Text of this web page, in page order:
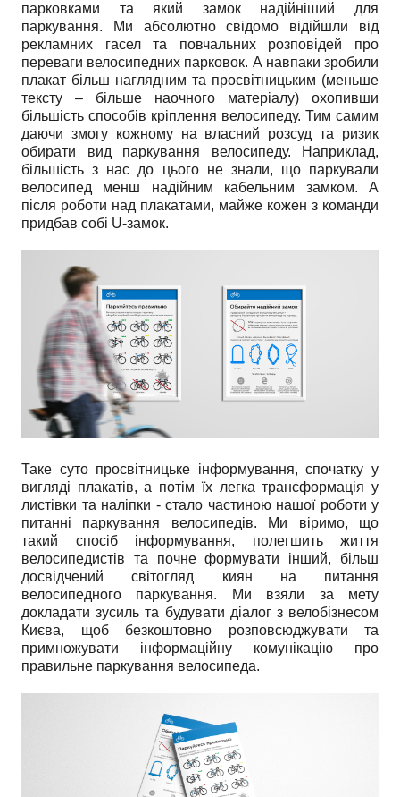
парковками та який замок надійніший для
паркування. Ми абсолютно свідомо відійшли від
рекламних гасел та повчальних розповідей про
переваги велосипедних парковок. А навпаки зробили
плакат більш наглядним та просвітницьким (меньше
тексту – більше наочного матеріалу) охопивши
більшість способів кріплення велосипеду. Тим самим
даючи змогу кожному на власний розсуд та ризик
обирати вид паркування велосипеду. Наприклад,
більшість з нас до цього не знали, що паркували
велосипед менш надійним кабельним замком. А
після роботи над плакатами, майже кожен з команди
придбав собі U-замок.
Таке суто просвітницьке інформування, спочатку у
вигляді плакатів, а потім їх легка трансформація у
листівки та наліпки - стало частиною нашої роботи у
питанні паркування велосипедів. Ми віримо, що
такий спосіб інформування, полегшить життя
велосипедистів та почне формувати інший, більш
досвідчений світогляд киян на питання
велосипедного паркування. Ми взяли за мету
докладати зусиль та будувати діалог з велобізнесом
Києва, щоб безкоштовно розповсюджувати та
примножувати інформаційну комунікацію про
правильне паркування велосипеда.